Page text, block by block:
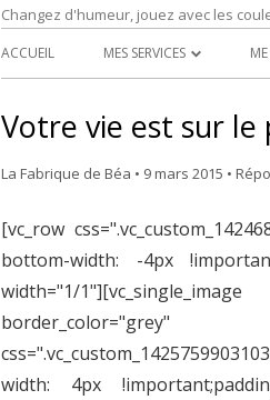
Changez d'humeur, jouez avec les
ACCUEIL MES SERVICES
TRANSFORMATION
Votre vie est sur
La Fabrique de Béa • 9 mars 2015 •
[vc_row
bottom-width: -4px
width="1/
width: 4px